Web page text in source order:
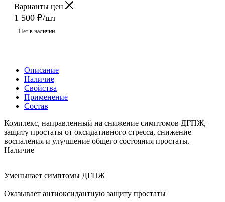
Варианты цен
1 500 ₽/шт
Нет в наличии
Описание
Наличие
Свойства
Применение
Состав
Комплекс, направленный на снижение симптомов ДГПЖ,
защиту простаты от оксидативного стресса, снижение
воспаления и улучшение общего состояния простаты.
Наличие
Уменьшает симптомы ДГПЖ
Оказывает антиоксидантную защиту простаты